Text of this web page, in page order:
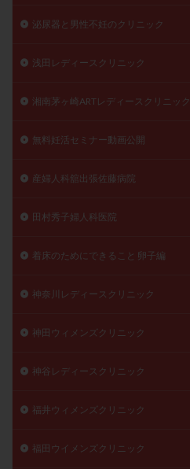
泌尿器と男性不妊のクリニック
浅田レディースクリニック
湘南茅ヶ崎ARTレディースクリニック
無料妊活セミナー動画公開
産婦人科舘出張佐藤病院
田村秀子婦人科医院
着床のためにできること 卵子編
神奈川レディースクリニック
神田ウィメンズクリニック
神谷レディースクリニック
福井ウィメンズクリニック
福田ウイメンズクリニック